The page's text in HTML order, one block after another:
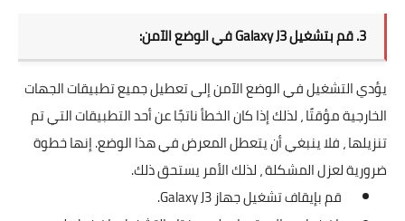
3. قم بتشغيل Galaxy J3 في الوضع الآمن:
يؤدي التشغيل في الوضع الآمن إلى تعطيل جميع تطبيقات الجهات
الخارجية مؤقتًا ، لذلك إذا كان الخطأ ناتجًا عن أحد التطبيقات التي تم
تنزيلها ، فلا ينبغي أن يتعطل المعرض في هذا الوضع. إنها خطوة
ضرورية لعزل المشكلة ، لذلك الأمر يستحق ذلك.
قم بإيقاف تشغيل جهاز Galaxy J3.